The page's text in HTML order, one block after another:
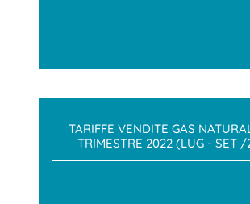
TARIFFE VENDITE GAS
TRIMESTRE 2022 (LUG - SET /